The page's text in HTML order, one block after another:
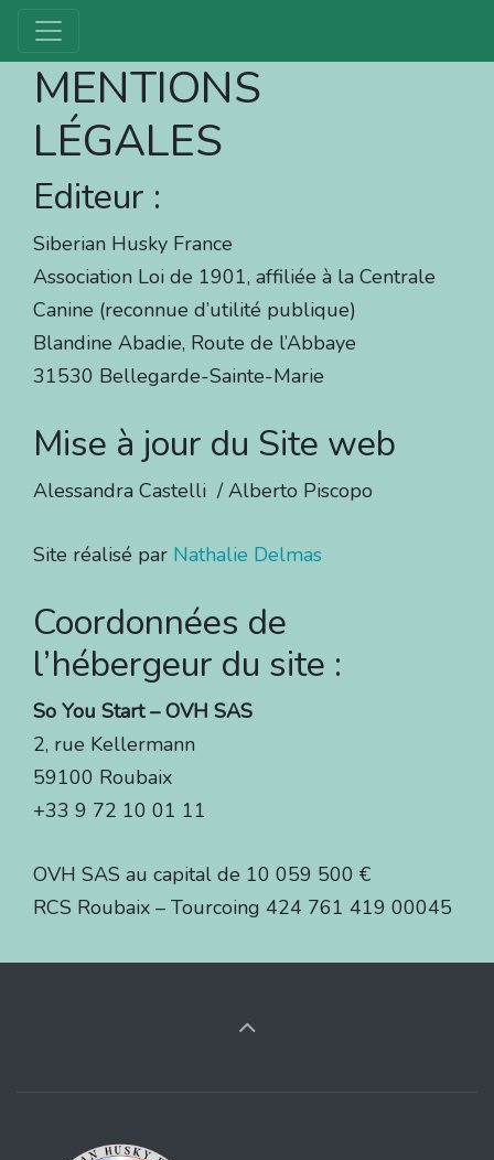
MENTIONS
LÉGALES
Editeur :
Siberian Husky France
Association Loi de 1901, affiliée à la Centrale
Canine (reconnue d’utilité publique)
Blandine Abadie, Route de l’Abbaye
31530 Bellegarde-Sainte-Marie
Mise à jour du Site web
Alessandra Castelli / Alberto Piscopo
Site réalisé par Nathalie Delmas
Coordonnées de
l’hébergeur du site :
So You Start – OVH SAS
2, rue Kellermann
59100 Roubaix
+33 9 72 10 01 11
OVH SAS au capital de 10 059 500 €
RCS Roubaix – Tourcoing 424 761 419 00045